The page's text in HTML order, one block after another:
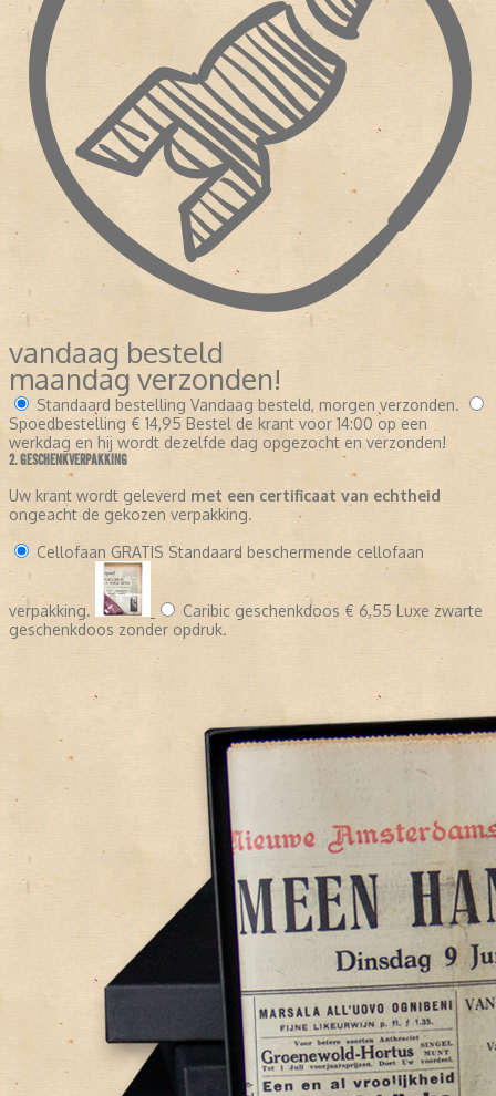
vandaag besteld
maandag verzonden!
Standaard bestelling Vandaag besteld, morgen verzonden.
Spoedbestelling € 14,95 Bestel de krant voor 14:00 op een
werkdag en hij wordt dezelfde dag opgezocht en verzonden!
2. GESCHENKVERPAKKING
Uw krant wordt geleverd met een certificaat van echtheid
ongeacht de gekozen verpakking.
Cellofaan GRATIS Standaard beschermende cellofaan
verpakking. Caribic geschenkdoos € 6,55 Luxe zwarte
geschenkdoos zonder opdruk.